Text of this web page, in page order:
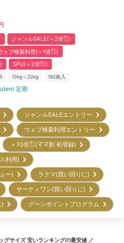
ジャンルSALE(＋2倍㌽)
ェブ検索利用(＋1倍㌽)
SPU(＋2倍㌽)
12kg～22kg 192枚入
定期
ジャンルSALEエントリー
ウェブ検索利用エントリー
＋10倍㌽(ママ割 初登録)
ス利用)
ュー)
ラクマ(買い回りに)
サーティワン(買い回りに)
)
グーンポイントプログラム
グサイズ 安いランキングの最安値 ／